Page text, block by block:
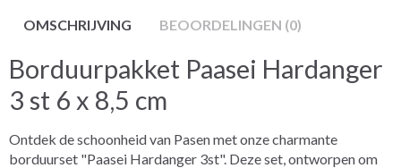
OMSCHRIJVING BEOORDELINGEN (0)
Borduurpakket Paasei Hardanger
3 st 6 x 8,5 cm
Ontdek de schoonheid van Pasen met onze charmante
borduurset "Paasei Hardanger 3st". Deze set, ontworpen om